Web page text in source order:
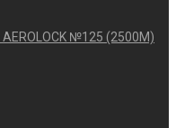
№125 (2500М)